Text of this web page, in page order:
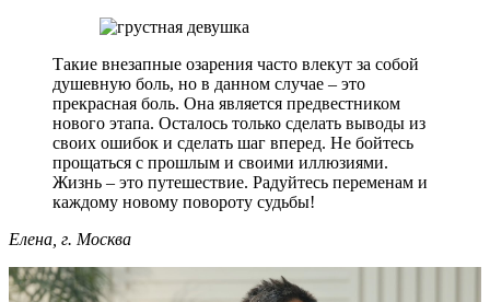
Такие внезапные озарения часто влекут за собой
душевную боль, но в данном случае – это
прекрасная боль. Она является предвестником
нового этапа. Осталось только сделать выводы из
своих ошибок и сделать шаг вперед. Не бойтесь
прощаться с прошлым и своими иллюзиями.
Жизнь – это путешествие. Радуйтесь переменам и
каждому новому повороту судьбы!
Елена, г. Москва